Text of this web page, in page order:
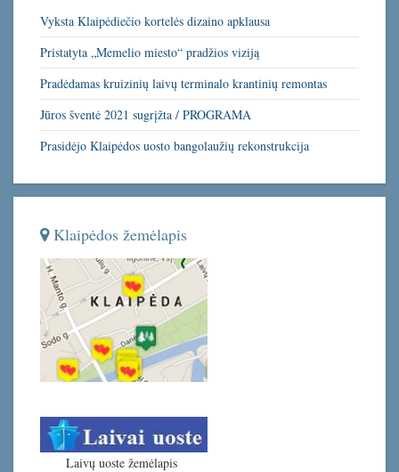
Vyksta Klaipėdiečio kortelės dizaino apklausa
Pristatyta „Memelio miesto“ pradžios viziją
Pradėdamas kruizinių laivų terminalo krantinių remontas
Jūros šventė 2021 sugrįžta / PROGRAMA
Prasidėjo Klaipėdos uosto bangolaužių rekonstrukcija
Klaipėdos žemėlapis
Laivų uoste žemėlapis